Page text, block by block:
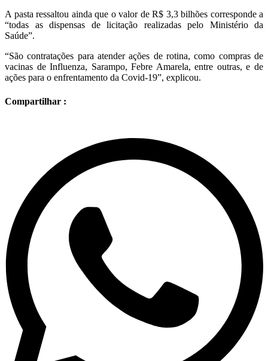
A pasta ressaltou ainda que o valor de R$ 3,3 bilhões corresponde a
“todas as dispensas de licitação realizadas pelo Ministério da
Saúde”.
“São contratações para atender ações de rotina, como compras de
vacinas de Influenza, Sarampo, Febre Amarela, entre outras, e de
ações para o enfrentamento da Covid-19”, explicou.
Compartilhar :